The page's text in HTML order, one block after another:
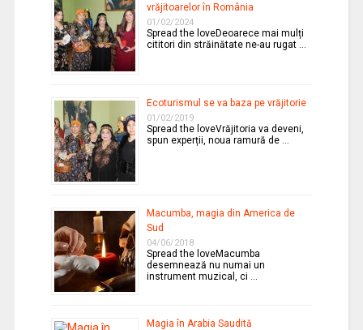
vrăjitoarelor în România
01/02/2024
Spread the loveDeoarece mai mulți
cititori din străinătate ne-au rugat …
Ecoturismul se va baza pe vrăjitorie
01/02/2019
Spread the loveVrăjitoria va deveni,
spun experții, noua ramură de …
Macumba, magia din America de
Sud
04/06/2018
Spread the loveMacumba
desemnează nu numai un
instrument muzical, ci …
Magia în Arabia Saudită